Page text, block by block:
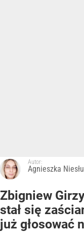
Autor:
Agnieszka
Zbigniew
stał się
już głosować